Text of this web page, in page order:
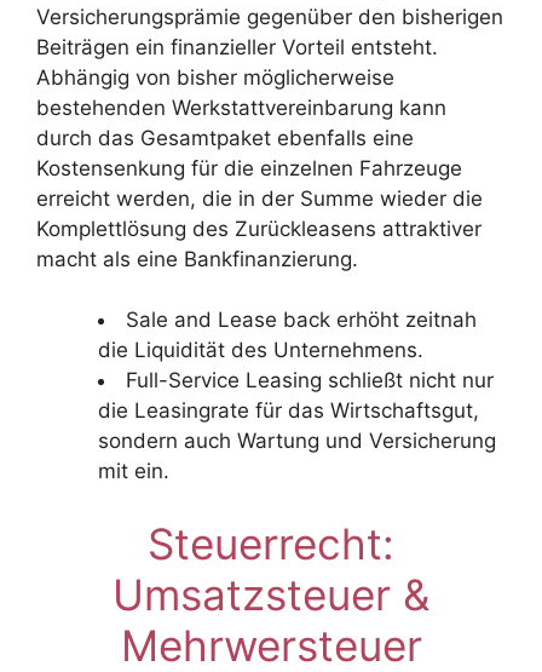
Versicherungsprämie gegenüber den bisherigen
Beiträgen ein finanzieller Vorteil entsteht.
Abhängig von bisher möglicherweise
bestehenden Werkstattvereinbarung kann
durch das Gesamtpaket ebenfalls eine
Kostensenkung für die einzelnen Fahrzeuge
erreicht werden, die in der Summe wieder die
Komplettlösung des Zurückleasens attraktiver
macht als eine Bankfinanzierung.
Sale and Lease back erhöht zeitnah
die Liquidität des Unternehmens.
Full-Service Leasing schließt nicht nur
die Leasingrate für das Wirtschaftsgut,
sondern auch Wartung und Versicherung
mit ein.
Steuerrecht:
Umsatzsteuer &
Mehrwersteuer